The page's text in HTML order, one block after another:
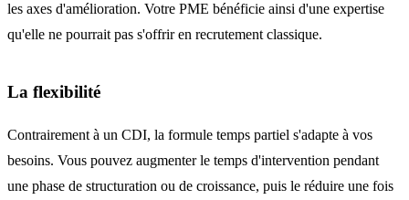
les axes d'amélioration. Votre PME bénéficie ainsi d'une expertise
qu'elle ne pourrait pas s'offrir en recrutement classique.
La flexibilité
Contrairement à un CDI, la formule temps partiel s'adapte à vos
besoins. Vous pouvez augmenter le temps d'intervention pendant
une phase de structuration ou de croissance, puis le réduire une fois